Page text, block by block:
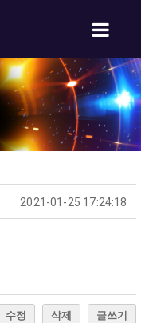
2021-01-25 17:24:18
수정 삭제 글쓰기